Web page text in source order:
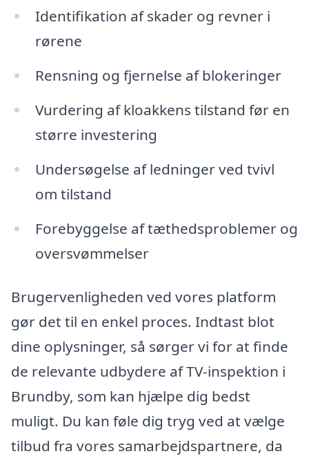
Identifikation af skader og revner i
rørene
Rensning og fjernelse af blokeringer
Vurdering af kloakkens tilstand før en
større investering
Undersøgelse af ledninger ved tvivl
om tilstand
Forebyggelse af tæthedsproblemer og
oversvømmelser
Brugervenligheden ved vores platform
gør det til en enkel proces. Indtast blot
dine oplysninger, så sørger vi for at finde
de relevante udbydere af TV-inspektion i
Brundby, som kan hjælpe dig bedst
muligt. Du kan føle dig tryg ved at vælge
tilbud fra vores samarbejdspartnere, da